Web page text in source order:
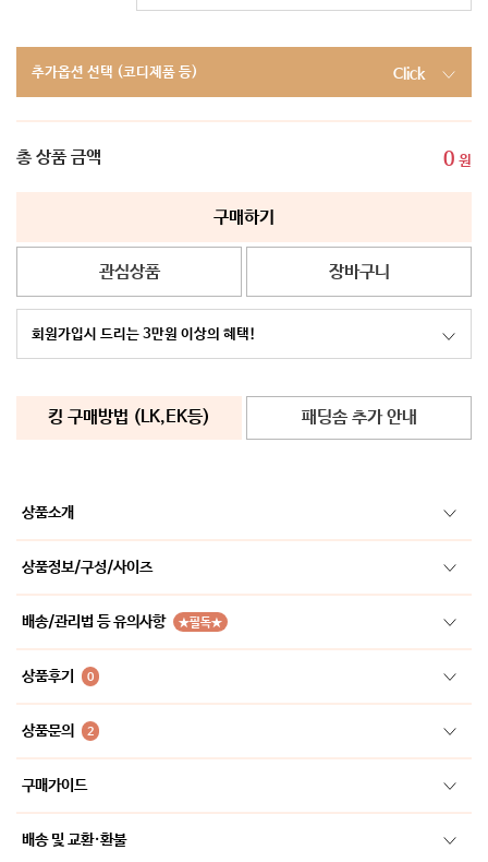
추가옵션 선택 (코디제품 등) Click
총 상품 금액 0 원
구매하기
관심상품 장바구니
회원가입시 드리는 3만원 이상의 혜택!
킹 구매방법 (LK,EK등) 패딩솜 추가 안내
상품소개
상품정보/구성/사이즈
배송/관리법 등 유의사항 ★필독★
상품후기 0
상품문의 2
구매가이드
배송 및 교환·환불